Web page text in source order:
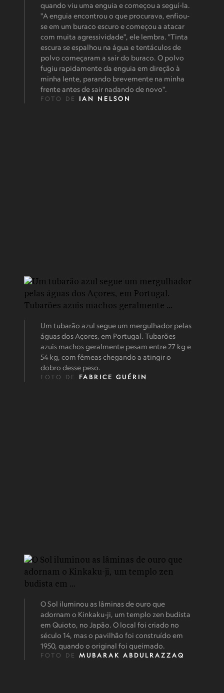
quando viu uma enguia e começou a seguí-la.
"A enguia encontrou o que procurava, enfiou-
se em um buraco escuro e começou a atacar
com muita agressividade", ele lembra. "Tinta
escura se espalhou na água e tentáculos de
polvo começaram a sair do buraco. O polvo
fugiu rapidamente da enguia em direção à
minha lente, parando brevemente na minha
frente antes de sair nadando de novo".
FOTO DE IAN NELSON
Um tubarão azul segue um mergulhador pelas
águas dos Açores, em Portugal. Tubarões
azuis machos geralmente pesam entre 27 kg e
54 kg, com fêmeas chegando a atingir o
dobro desse peso.
FOTO DE FABRICE GUÉRIN
O Sol iluminou as lâminas de ouro que
adornam o Kinkaku-ji, um templo zen budista
em Quioto, no Japão. O local foi criado no
século 14, mas o pavilhão foi construído em
1950, quando o original foi queimado.
FOTO DE MUBARAK ABDULRAZZAQ